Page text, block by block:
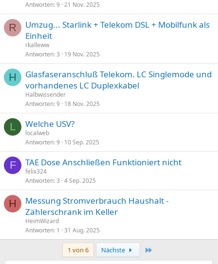
Antworten 9 21 Nov. 2025
R
Umzug... Starlink + Telekom DSL + Mobilfunk als
Einheit
rkalleww
Antworten 3 19 Nov. 2025
H
Glasfaseranschluß Telekom. LC Singlemode und
vorhandenes LC Duplexkabel
Halbwissender
Antworten 9 18 Nov. 2025
L Welche USV?
localweb
Antworten 9 10 Sep. 2025
F TAE Dose Anschließen Funktioniert nicht
felix324
Antworten 3 4 Sep. 2025
H
Messung Stromverbrauch Haushalt -
Zählerschrank im Keller
HeimWizard
Antworten 1 31 Aug. 2025
1 von 6 Nächste